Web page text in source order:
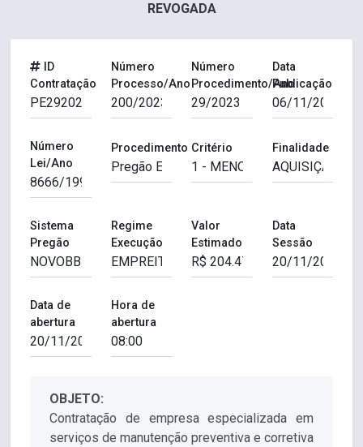
REVOGADA
ID
Contratação
Número
Processo/Ano
Número
Procedimento/Ano
Data
Publicação
Número
Lei/Ano
Procedimento Critério Finalidade
Sistema
Pregão
Regime
Execução
Valor
Estimado
Data
Sessão
Data de
abertura
Hora de
abertura
OBJETO:
Contratação de empresa especializada em
serviços de manutenção preventiva e corretiva